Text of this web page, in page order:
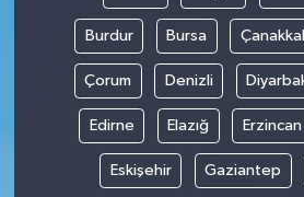
Burdur Bursa
Çorum Denizli
Edirne Elazığ Erzincan
Eskişehir Gaziantep